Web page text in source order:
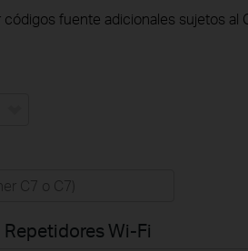
fuente adicionales sujetos al
Repetidores Wi-Fi